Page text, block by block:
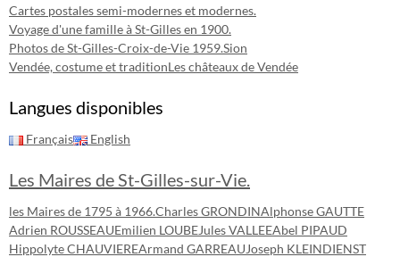
Cartes postales semi-modernes et modernes.
Voyage d'une famille à St-Gilles en 1900.
Photos de St-Gilles-Croix-de-Vie 1959.Sion
Vendée, costume et traditionLes châteaux de Vendée
Langues disponibles
Français English
Les Maires de St-Gilles-sur-Vie.
les Maires de 1795 à 1966.Charles GRONDINAlphonse GAUTTE
Adrien ROUSSEAUEmilien LOUBEJules VALLEEAbel PIPAUD
Hippolyte CHAUVIEREArmand GARREAUJoseph KLEINDIENST